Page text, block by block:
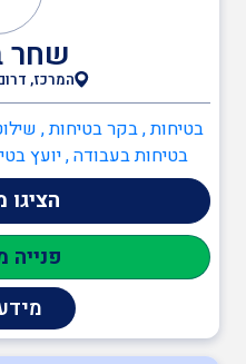
שחר
המרכז,
בטיחות , בקר בטיחות ,
בטיחות בעבודה , יועץ
בגובה , ממונה בטיחות
ממונה בטיחות אש , כיבוי
בבניה , יועצים
פנייה